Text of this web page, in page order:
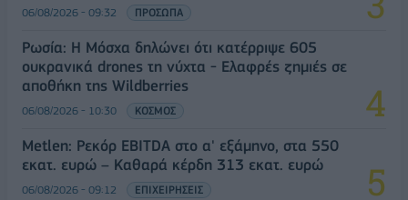
06/08/2026 - 09:32 ΠΡΟΣΩΠΑ
Ρωσία: Η Μόσχα δηλώνει ότι κατέρριψε 605
ουκρανικά drones τη νύχτα - Ελαφρές ζημιές σε
αποθήκη της Wildberries
06/08/2026 - 10:30 ΚΟΣΜΟΣ
Metlen: Ρεκόρ EBITDA στο α' εξάμηνο, στα 550
εκατ. ευρώ – Καθαρά κέρδη 313 εκατ. ευρώ
06/08/2026 - 09:12 ΕΠΙΧΕΙΡΗΣΕΙΣ